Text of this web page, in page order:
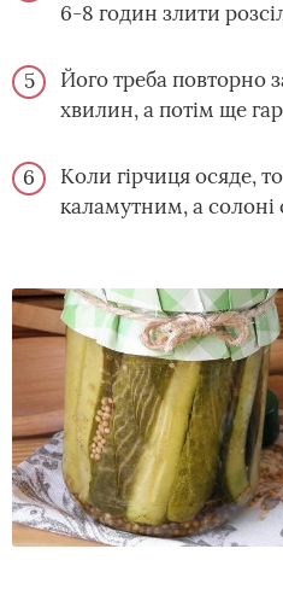
6-8 годин злити
Його треба повторно
хвилин, а потім ще
Коли гірчиця осяде,
каламутним, а солоні